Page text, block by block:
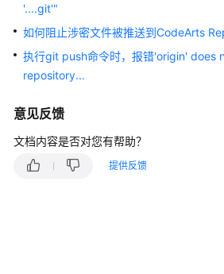
指
南
最
佳
践
API
参
'....git'"
如何阻止涉密文件被推送到CodeArts
执行git push命令时，报错'origin' does
repository...
意见反馈
文档内容是否对您有帮助？
提供反馈